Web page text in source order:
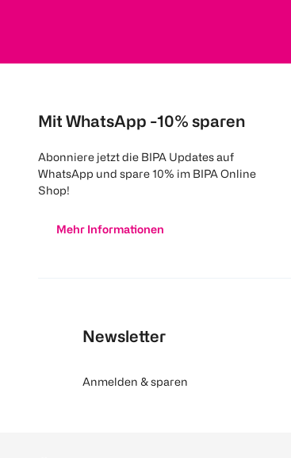
Mit WhatsApp -10% sparen
Abonniere jetzt die BIPA Updates auf
WhatsApp und spare 10% im BIPA Online
Shop!
Mehr Informationen
Newsletter
Anmelden & sparen